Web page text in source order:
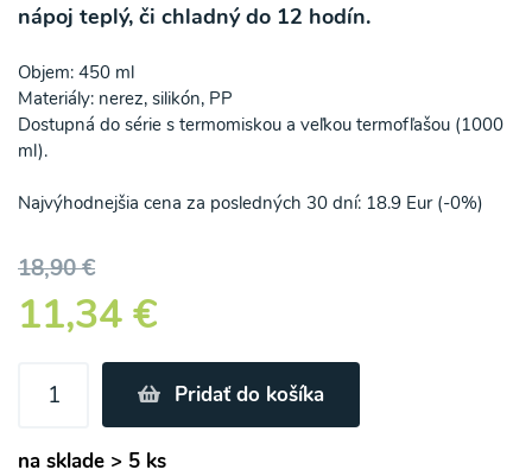
nápoj teplý, či chladný do 12 hodín.
Objem: 450 ml
Materiály: nerez, silikón, PP
Dostupná do série s termomiskou a veľkou termofľašou (1000
ml).
Najvýhodnejšia cena za posledných 30 dní: 18.9 Eur (-0%)
18,90 €
11,34 €
Pridať do košíka
na sklade > 5 ks